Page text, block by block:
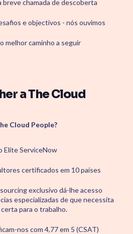
breve chamada de descoberta
e objectivos - nós ouvimos
melhor caminho a seguir
a The Cloud
Cloud People?
Elite ServiceNow
certificados em 10 países
exclusivo dá-lhe acesso
especializadas de que necessita
para o trabalho.
nos com 4,77 em 5 (CSAT)